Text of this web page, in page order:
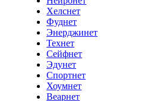
Хелснет
Фуднет
Энерджинет
Технет
Сейфнет
Эдунет
Спортнет
Хоумнет
Веарнет